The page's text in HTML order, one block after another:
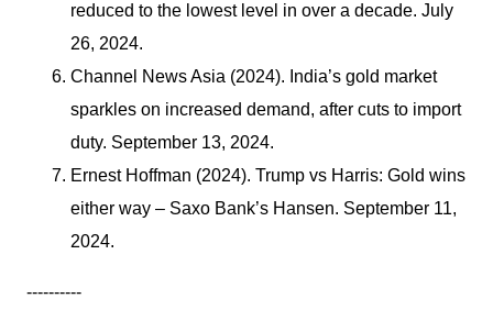
reduced to the lowest level in over a decade. July
26, 2024.
Channel News Asia (2024). India’s gold market
sparkles on increased demand, after cuts to import
duty. September 13, 2024.
Ernest Hoffman (2024). Trump vs Harris: Gold wins
either way – Saxo Bank’s Hansen. September 11,
2024.
----------